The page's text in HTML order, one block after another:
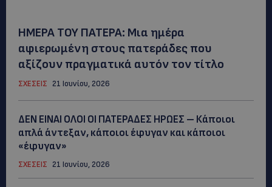
ΗΜΕΡΑ ΤΟΥ ΠΑΤΕΡΑ: Μια ημέρα
αφιερωμένη στους πατεράδες που
αξίζουν πραγματικά αυτόν τον τίτλο
ΣΧΕΣΕΙΣ 21 Ιουνίου, 2026
ΔΕΝ ΕΙΝΑΙ ΟΛΟΙ ΟΙ ΠΑΤΕΡΑΔΕΣ ΗΡΩΕΣ – Κάποιοι
απλά άντεξαν, κάποιοι έφυγαν και κάποιοι
«έφυγαν»
ΣΧΕΣΕΙΣ 21 Ιουνίου, 2026